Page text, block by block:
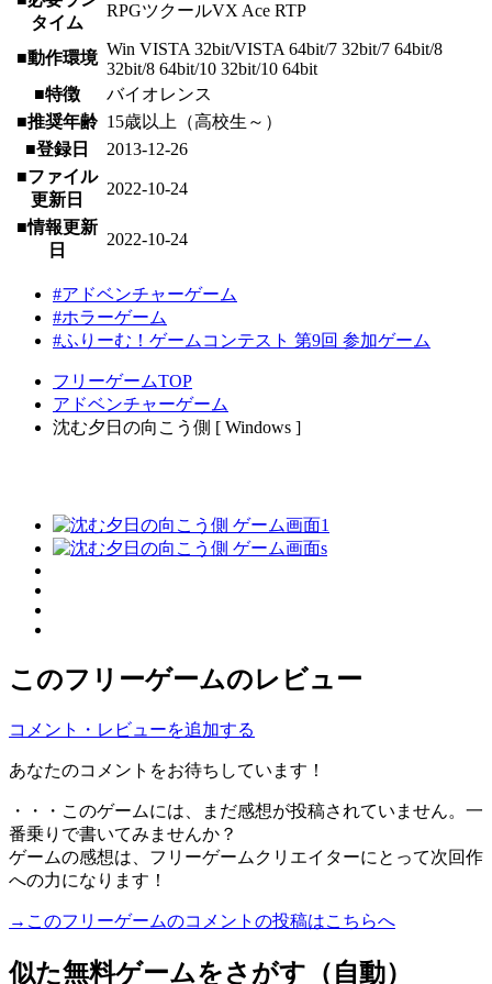
タイム
RPGツクールVX Ace RTP
■動作環境 Win VISTA 32bit/VISTA 64bit/7 32bit/7 64bit/8
32bit/8 64bit/10 32bit/10 64bit
■特徴
バイオレンス
■推奨年齢 15歳以上（高校生～）
■登録日
2013-12-26
■ファイル
更新日
2022-10-24
■情報更新
日
2022-10-24
#アドベンチャーゲーム
#ホラーゲーム
#ふりーむ！ゲームコンテスト 第9回 参加ゲーム
フリーゲームTOP
アドベンチャーゲーム
沈む夕日の向こう側 [ Windows ]
このフリーゲームのレビュー
コメント・レビューを追加する
あなたのコメントをお待ちしています！
・・・このゲームには、まだ感想が投稿されていません。一
番乗りで書いてみませんか？
ゲームの感想は、フリーゲームクリエイターにとって次回作
への力になります！
→このフリーゲームのコメントの投稿はこちらへ
似た無料ゲームをさがす（自動）